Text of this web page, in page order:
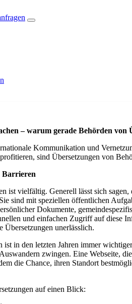
– warum gerade Behörden von
Kommunikation und
sind Übersetzungen von
Barrieren
ist vielfältig. Generell lässt sich
sind mit speziellen öffentlichen
Dokumente,
und einfachen Zugriff auf diese
Übersetzungen unerlässlich.
in den letzten Jahren immer
zwingen. Eine Webseite,
die Chance, ihren Standort
auf einen Blick: